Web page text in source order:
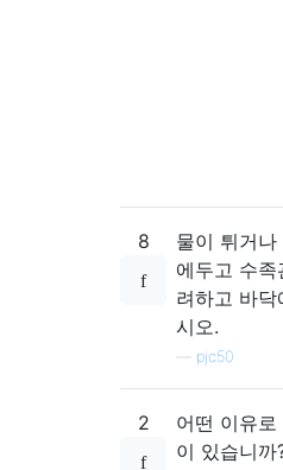
8
물이 튀거
에두고 수
려하고 바
시오.
pjc50
2
어떤 이유
이 있습니까